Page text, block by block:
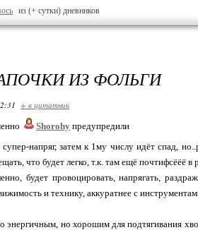
из (+ сутки) дневников
ИЗ ФОЛЬГИ
+ в цитатник
Shorohy предупредили
супер-напряг, затем к 1му числу идёт спад,
что будет легко, т.к. там ещё почтифсёёё в
будет провоцировать, напрягать,
и технику, аккуратнее с
энергичным, но хорошим для подтягивания